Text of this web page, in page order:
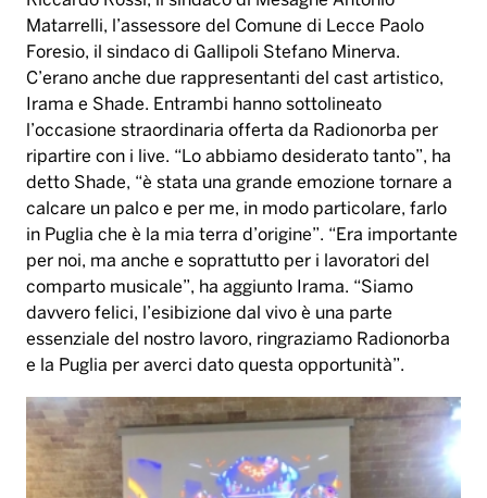
Matarrelli, l ’assessore del Comune di Lecce Paolo
Foresio, il sindaco di Gallipoli Stefano Minerva.
C’erano anche due rappresentanti del cast artistico,
Irama e Shade. Entrambi hanno sottolineato
’occasione straordinaria offerta da Radionorba per
ripartire con i live. “ Lo abbiamo desiderato tanto”, ha
detto Shade, “è stata una grande emozione tornare a
calcare un palco e per me, in modo particolare, farlo
in Puglia che è la mia terra d ’origine”. “ Era importante
per noi, ma anche e soprattutto per i lavoratori del
comparto musicale”, ha aggiunto Irama. “Siamo
davvero felici, l ’esibizione dal vivo è una parte
essenziale del nostro lavoro, ringraziamo Radionorba
e la Puglia per averci dato questa opportunità”.